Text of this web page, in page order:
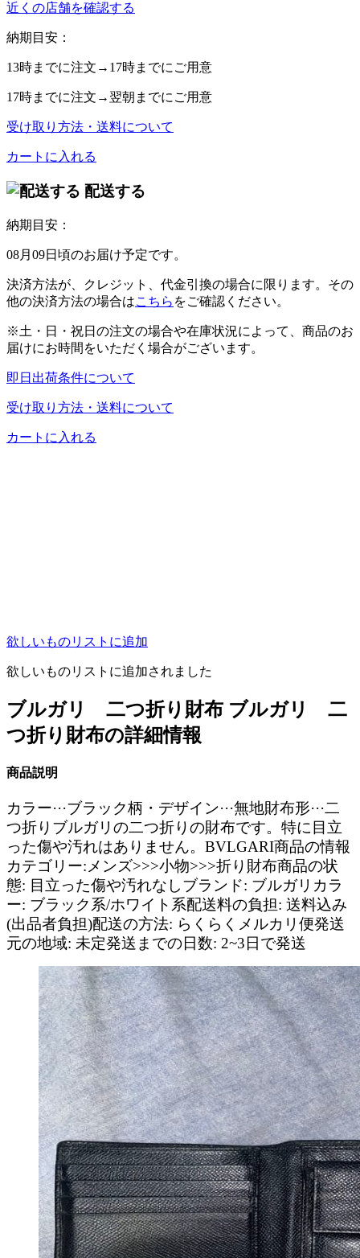
近くの店舗を確認する
納期目安：
13時までに注文→ 17時までにご用意
17時までに注文→ 翌朝 までにご用意
受け取り方法・送料について
カートに入れる
配送する
納期目安：
08月09日頃のお届け予定です。
決済方法が、クレジット、代金引換の場合に限ります。その
他の決済方法の場合はこちら をご確認ください。
※土・日・祝日の注文の場合や在庫状況によって、商品のお
届けにお時間をいただく場合がございます。
即日出荷条件について
受け取り方法・送料について
カートに入れる
欲しいものリストに追加
欲しいものリストに追加されました
ブルガリ 二つ折り財布 ブルガリ 二
つ折り財布の詳細情報
商品説明
カラー···ブラック柄・デザイン···無地財布形···二
つ折りブルガリの二つ折りの財布です。特に目立
った傷や汚れはありません。BVLGARI商品の情報
カテゴリー:メンズ>>>小物>>>折り財布商品の状
態: 目立った傷や汚れなしブランド: ブルガリカラ
ー: ブラック系/ホワイト系配送料の負担: 送料込み
(出品者負担)配送の方法: らくらくメルカリ便発送
元の地域: 未定発送までの日数: 2~3日で発送